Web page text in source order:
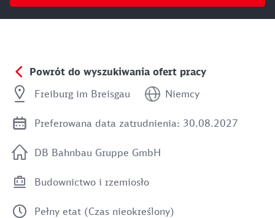
Powrót do wyszukiwania ofert pracy
Freiburg im Breisgau
Niemcy
Preferowana data zatrudnienia: 30.08.2027
DB Bahnbau Gruppe GmbH
Budownictwo i rzemiosło
Pełny etat (Czas nieokreślony)